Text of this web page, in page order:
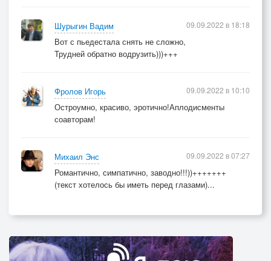
Шурыгин Вадим
Вот с пьедестала снять не сложно,
Трудней обратно водрузить)))+++
09.09.2022 в 18:18
Фролов Игорь
Остроумно, красиво, эротично!Аплодисменты
соавторам!
09.09.2022 в 10:10
Михаил Энс
Романтично, симпатично, заводно!!!))+++++++
(текст хотелось бы иметь перед глазами)...
09.09.2022 в 07:27